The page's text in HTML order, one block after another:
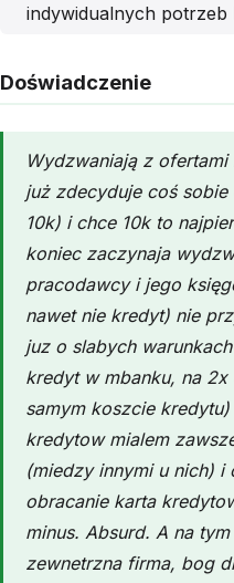
indywidualnych potrzeb
Doświadczenie
Wydzwaniają z
już zdecyduje coś
10k) i chce 10k to
koniec zaczynaja
pracodawcy i jego
nawet nie kredyt) nie
juz o slabych
kredyt w mbanku, na
samym koszcie
kredytow mialem
(miedzy innymi u nich) i
obracanie karta
minus. Absurd. A na
zewnetrzna firma, bog